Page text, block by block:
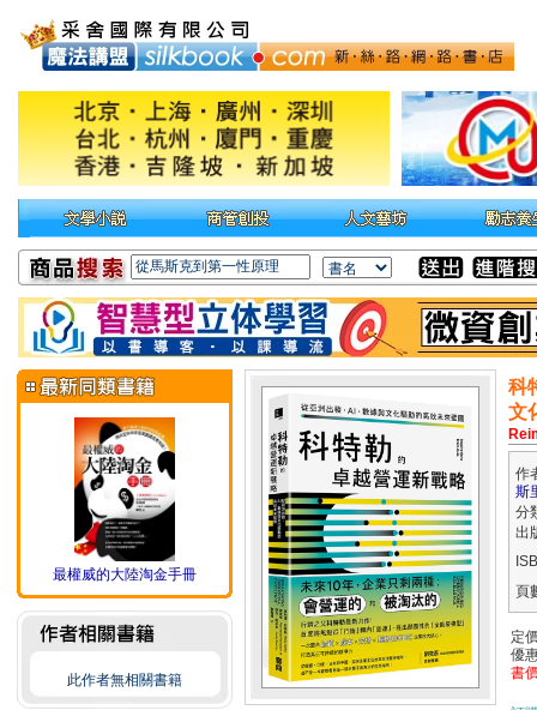
最權威的大陸淘金手冊
此作者無相關書籍
科
文
作
斯
分
出
頁
定
優
書